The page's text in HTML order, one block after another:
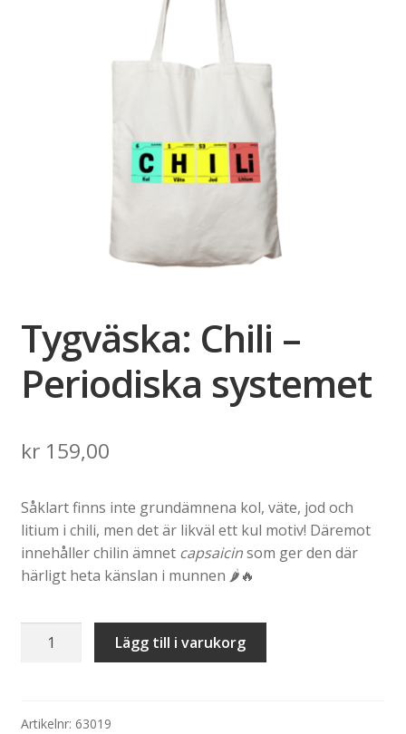
Tygväska: Chili –
Periodiska systemet
kr159,00
Såklart finns inte grundämnena kol, väte, jod och
litium i chili, men det är likväl ett kul motiv! Däremot
innehåller chilin ämnet capsaicinsom ger den där
härligt heta känslan i munnen 🌶🔥
Tygväska:
systemet
Lägg till i varukorg
Artikelnr: 63019